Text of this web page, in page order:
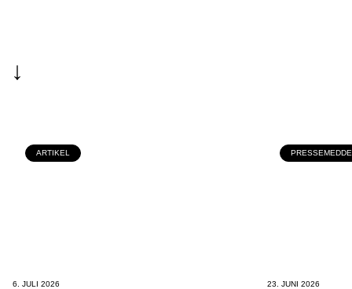
↓
ARTIKEL
6. JULI 2026 23. JUNI 2026